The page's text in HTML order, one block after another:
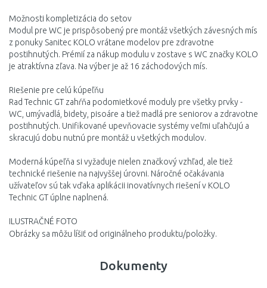
Možnosti kompletizácia do setov
Modul pre WC je prispôsobený pre montáž všetkých závesných mís
z ponuky Sanitec KOLO vrátane modelov pre zdravotne
postihnutých. Prémií za nákup modulu v zostave s WC značky KOLO
je atraktívna zľava. Na výber je až 16 záchodových mís.
Riešenie pre celú kúpeľňu
Rad Technic GT zahŕňa podomietkové moduly pre všetky prvky -
WC, umývadlá, bidety, pisoáre a tiež madlá pre seniorov a zdravotne
postihnutých. Unifikované upevňovacie systémy veľmi uľahčujú a
skracujú dobu nutnú pre montáž u všetkých modulov.
Moderná kúpeľňa si vyžaduje nielen značkový vzhľad, ale tiež
technické riešenie na najvyššej úrovni. Náročné očakávania
užívateľov sú tak vďaka aplikácii inovatívnych riešení v KOLO
Technic GT úplne naplnená.
ILUSTRAČNÉ FOTO
Obrázky sa môžu líšiť od originálneho produktu/položky.
Dokumenty